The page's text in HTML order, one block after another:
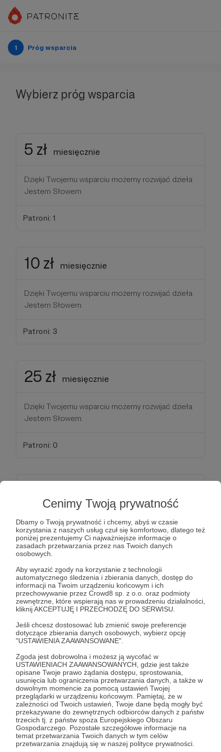
Cenimy Twoją prywatność
Dbamy o Twoją prywatność i chcemy, abyś w czasie
korzystania z naszych usług czuł się komfortowo, dlatego też
poniżej prezentujemy Ci najważniejsze informacje o
zasadach przetwarzania przez nas Twoich danych
osobowych.
Aby wyrazić zgody na korzystanie z technologii
automatycznego śledzenia i zbierania danych, dostęp do
informacji na Twoim urządzeniu końcowym i ich
przechowywanie przez Crowd8 sp. z o.o. oraz podmioty
zewnętrzne, które wspierają nas w prowadzeniu działalności,
kliknij AKCEPTUJĘ I PRZECHODZĘ DO SERWISU.
Jeśli chcesz dostosować lub zmienić swoje preferencje
dotyczące zbierania danych osobowych, wybierz opcję
"USTAWIENIA ZAAWANSOWANE".
Zgoda jest dobrowolna i możesz ją wycofać w
USTAWIENIACH ZAAWANSOWANYCH, gdzie jest także
opisane Twoje prawo żądania dostępu, sprostowania,
usunięcia lub ograniczenia przetwarzania danych, a także w
dowolnym momencie za pomocą ustawień Twojej
przeglądarki w urządzeniu końcowym. Pamiętaj, że w
zależności od Twoich ustawień, Twoje dane będą mogły być
przekazywane do zewnętrznych odbiorców danych z państw
trzecich tj. z państw spoza Europejskiego Obszaru
Gospodarczego. Pozostałe szczegółowe informacje na
temat przetwarzania Twoich danych w tym celów
przetwarzania znajdują się w naszej polityce prywatności.
1 Próg wsparcia
Wybierz próg wsparcia
5 zł miesięcznie
Dzięki Twojemu wsparciu możemy rozwijać dzieła
Jestem Słowem.
Patroni: 1
10 zł miesięcznie
Dzięki Twojemu wsparciu możemy rozwijać dzieła
Jestem Słowem.
Patroni: 3
25 zł miesięcznie
Dzięki Twojemu wsparciu możemy rozwijać dzieła
Jestem Słowem.
Patroni: 0
Dziękuję za Twoje wsparcie!
Patroni: 0
100 zł miesięcznie
Dziękuję za Twoje wsparcie!
250 zł miesięcznie
Dzięki Twojemu wsparciu możemy rozwijać dzieła
Jestem Słowem.